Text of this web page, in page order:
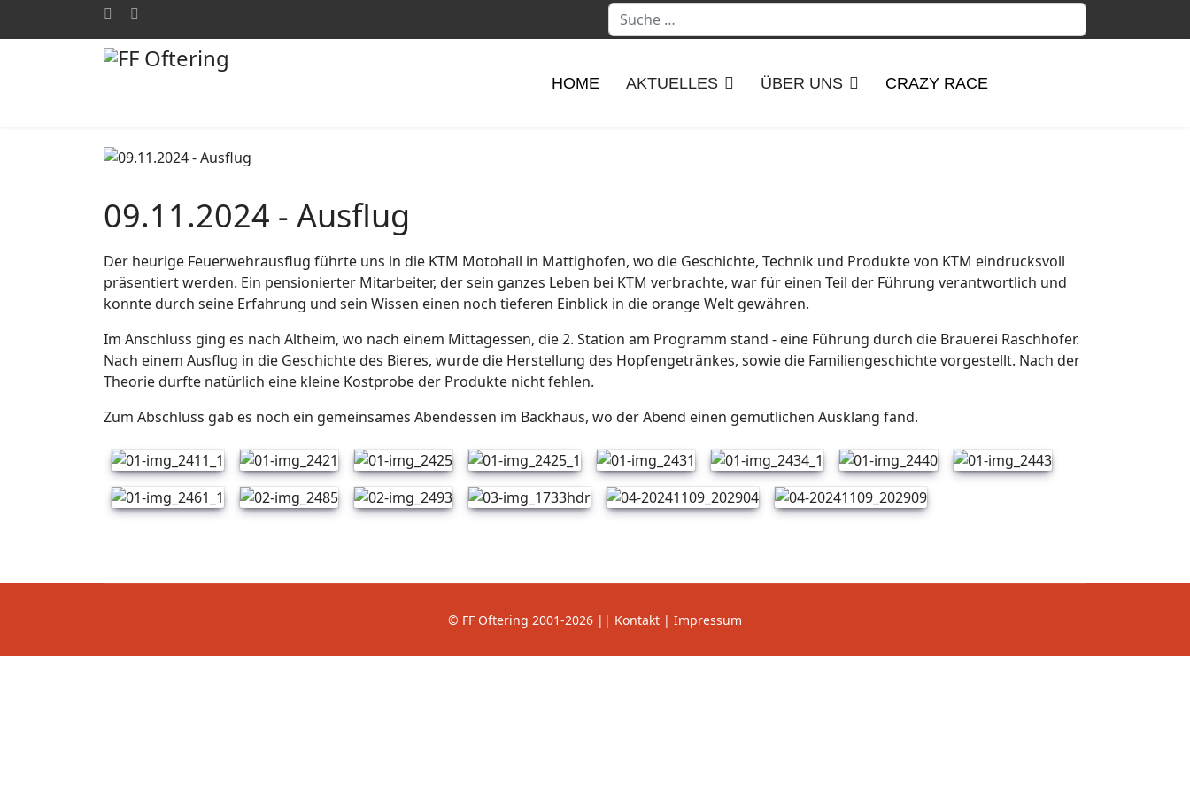
Suchen
HOME AKTUELLES ÜBER UNS CRAZY RACE
09.11.2024 - Ausflug
Der heurige Feuerwehrausflug führte uns in die KTM Motohall in Mattighofen, wo die Geschichte, Technik und Produkte von KTM eindrucksvoll
präsentiert werden. Ein pensionierter Mitarbeiter, der sein ganzes Leben bei KTM verbrachte, war für einen Teil der Führung verantwortlich und
konnte durch seine Erfahrung und sein Wissen einen noch tieferen Einblick in die orange Welt gewähren.
Im Anschluss ging es nach Altheim, wo nach einem Mittagessen, die 2. Station am Programm stand - eine Führung durch die Brauerei Raschhofer.
Nach einem Ausflug in die Geschichte des Bieres, wurde die Herstellung des Hopfengetränkes, sowie die Familiengeschichte vorgestellt. Nach der
Theorie durfte natürlich eine kleine Kostprobe der Produkte nicht fehlen.
Zum Abschluss gab es noch ein gemeinsames Abendessen im Backhaus, wo der Abend einen gemütlichen Ausklang fand.
© FF Oftering 2001-2026 || Kontakt | Impressum